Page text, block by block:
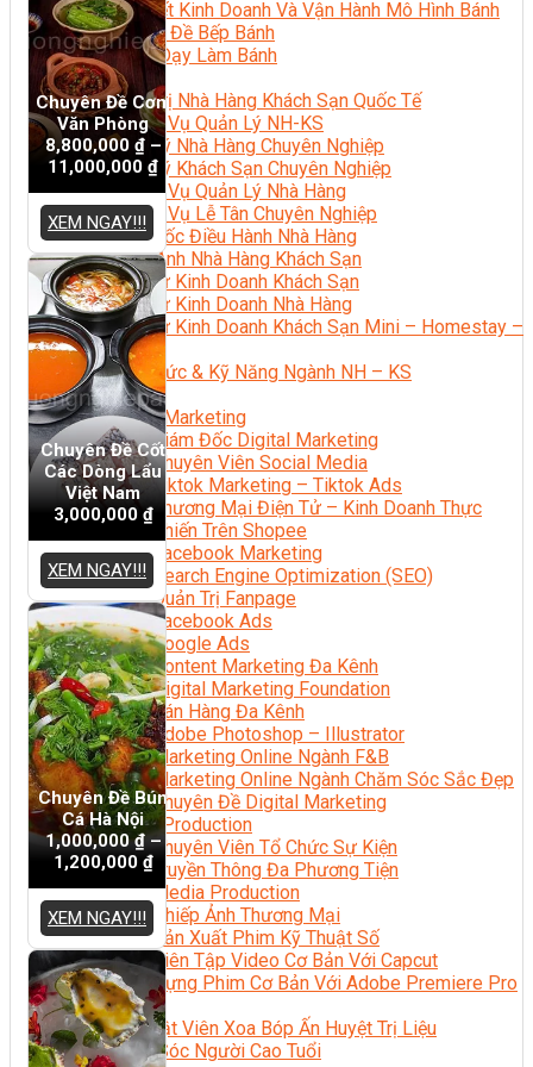
Bí Quyết Kinh Doanh Và Vận Hành Mô Hình Bánh
Chuyên Đề Bếp Bánh
Video Dạy Làm Bánh
Quản Trị NHKS
Quản Trị Nhà Hàng Khách Sạn Quốc Tế
Nghiệp Vụ Quản Lý NH-KS
Quản Lý Nhà Hàng Chuyên Nghiệp
Quản Lý Khách Sạn Chuyên Nghiệp
Nghiệp Vụ Quản Lý Nhà Hàng
Nghiệp Vụ Lễ Tân Chuyên Nghiệp
Giám Đốc Điều Hành Nhà Hàng
Tiếng Anh Nhà Hàng Khách Sạn
Khởi Sự Kinh Doanh Khách Sạn
Khởi Sự Kinh Doanh Nhà Hàng
Khởi Sự Kinh Doanh Khách Sạn Mini – Homestay –
AirBnB
Kiến Thức & Kỹ Năng Ngành NH – KS
Marketing
Digital Marketing
Giám Đốc Digital Marketing
Chuyên Viên Social Media
Tiktok Marketing – Tiktok Ads
Thương Mại Điện Tử – Kinh Doanh Thực
Chiến Trên Shopee
Facebook Marketing
Search Engine Optimization (SEO)
Quản Trị Fanpage
Facebook Ads
Google Ads
Content Marketing Đa Kênh
Digital Marketing Foundation
Bán Hàng Đa Kênh
Adobe Photoshop – Illustrator
Marketing Online Ngành F&B
Marketing Online Ngành Chăm Sóc Sắc Đẹp
Chuyên Đề Digital Marketing
Media Production
Chuyên Viên Tổ Chức Sự Kiện
Truyền Thông Đa Phương Tiện
Media Production
Nhiếp Ảnh Thương Mại
Sản Xuất Phim Kỹ Thuật Số
Biên Tập Video Cơ Bản Với Capcut
Dựng Phim Cơ Bản Với Adobe Premiere Pro
Sức Khỏe
Kỹ Thuật Viên Xoa Bóp Ấn Huyệt Trị Liệu
Chăm Sóc Người Cao Tuổi
Chuyên Đề Cơm
Văn Phòng
8,800,000 ₫–
11,000,000 ₫
XEM NGAY!!!
Chuyên Đề Cốt
Các Dòng Lẩu
Việt Nam
3,000,000 ₫
XEM NGAY!!!
Chuyên Đề Bún
Cá Hà Nội
1,000,000₫–
1,200,000 ₫
XEM NGAY!!!